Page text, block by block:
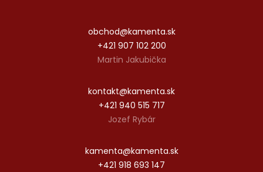
obchod@kamenta.sk
+421 907 102 200
Martin Jakubička
kontakt@kamenta.sk
+421 940 515 717
Jozef Rybár
kamenta@kamenta.sk
+421 918 693 147